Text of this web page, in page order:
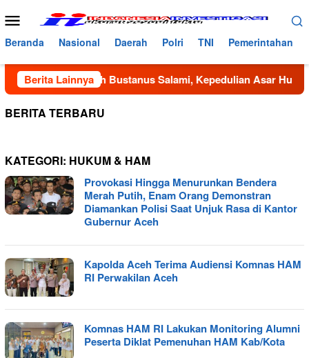
ke
konten
Menu
Mobile
Beranda Nasional Daerah Polri TNI Pemerintahan
Berita Lainnya
Dayah Bustanus Salami, Kepedulian Asar Humanity
BERITA TERBARU
KATEGORI: HUKUM & HAM
Provokasi Hingga Menurunkan Bendera
Merah Putih, Enam Orang Demonstran
Diamankan Polisi Saat Unjuk Rasa di Kantor
Gubernur Aceh
Kapolda Aceh Terima Audiensi Komnas HAM
RI Perwakilan Aceh
Komnas HAM RI Lakukan Monitoring Alumni
Peserta Diklat Pemenuhan HAM Kab/Kota